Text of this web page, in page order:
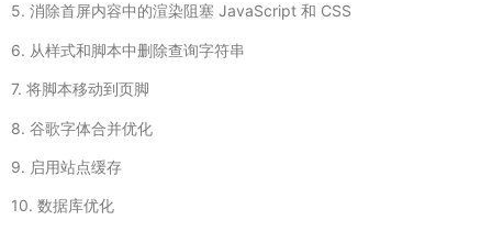
5. 消除首屏内容中的渲染阻塞 JavaScript 和 CSS
6. 从样式和脚本中删除查询字符串
7. 将脚本移动到页脚
8. 谷歌字体合并优化
9. 启用站点缓存
10. 数据库优化